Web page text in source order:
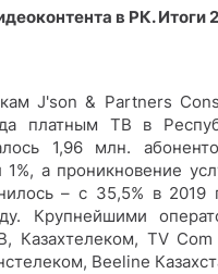
в РК. Итоги
J'son & Partners
платным ТВ в
1,96 млн.
1%, а проникновение
– с 35,5% в 2019
Крупнейшими
Казахтелеком, TV
Beeline